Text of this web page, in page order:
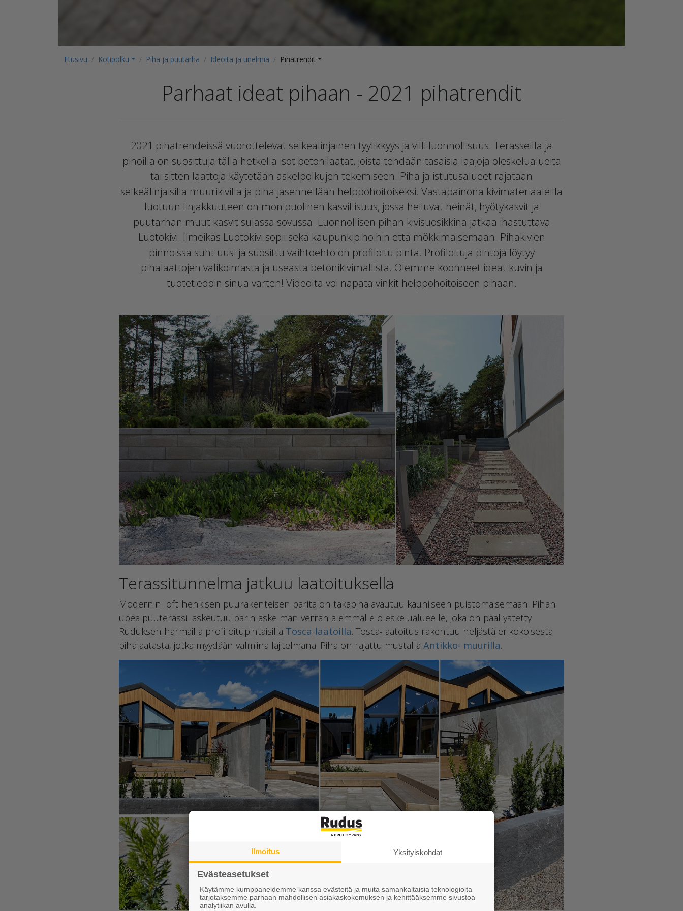
Etusivu Kotipolku Piha ja puutarha Ideoita ja unelmia Pihatrendit
Parhaat ideat pihaan - 2021 pihatrendit
2021 pihatrendeissä vuorottelevat selkeälinjainen tyylikkyys ja villi luonnollisuus. Terasseilla ja
pihoilla on suosittuja tällä hetkellä isot betonilaatat, joista tehdään tasaisia laajoja oleskelualueita
tai sitten laattoja käytetään askelpolkujen tekemiseen. Piha ja istutusalueet rajataan
selkeälinjaisilla muurikivillä ja piha jäsennellään helppohoitoiseksi. Vastapainona kivimateriaaleilla
luotuun linjakkuuteen on monipuolinen kasvillisuus, jossa heiluvat heinät, hyötykasvit ja
puutarhan muut kasvit sulassa sovussa. Luonnollisen pihan kivisuosikkina jatkaa ihastuttava
Luotokivi. Ilmeikäs Luotokivi sopii sekä kaupunkipihoihin että mökkimaisemaan. Pihakivien
pinnoissa suht uusi ja suosittu vaihtoehto on profiloitu pinta. Profiloituja pintoja löytyy
pihalaattojen valikoimasta ja useasta betonikivimallista. Olemme koonneet ideat kuvin ja
tuotetiedoin sinua varten! Videolta voi napata vinkit helppohoitoiseen pihaan.
Terassitunnelma jatkuu laatoituksella
Modernin loft-henkisen puurakenteisen paritalon takapiha avautuu kauniiseen puistomaisemaan. Pihan
upea puuterassi laskeutuu parin askelman verran alemmalle oleskelualueelle, joka on päällystetty
Ruduksen harmailla profiloitupintaisilla Tosca-laatoilla. Tosca-laatoitus rakentuu neljästä erikokoisesta
pihalaatasta, jotka myydään valmiina lajitelmana. Piha on rajattu mustalla Antikko- muurilla.
Ilmoitus Yksityiskohdat
Evästeasetukset
Käytämme kumppaneidemme kanssa evästeitä ja muita samankaltaisia teknologioita
tarjotaksemme parhaan mahdollisen asiakaskokemuksen ja kehittääksemme sivustoa
analytiikan avulla.